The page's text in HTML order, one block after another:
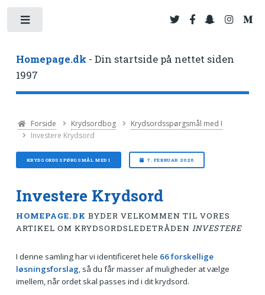
Homepage.dk - Din startside på nettet siden
1997
Forside Krydsordbog
Krydsordsspørgsmål med I
Investere Krydsord
KRYDSORDSSPØRGSMÅL MED I 7. FEBRUAR 2026
Investere Krydsord
HOMEPAGE.DK BYDER VELKOMMEN TIL VORES
ARTIKEL OM KRYDSORDSLEDETRÅDEN INVESTERE
I denne samling har vi identificeret hele 66 forskellige
løsningsforslag, så du får masser af muligheder at vælge
imellem, når ordet skal passes ind i dit krydsord.